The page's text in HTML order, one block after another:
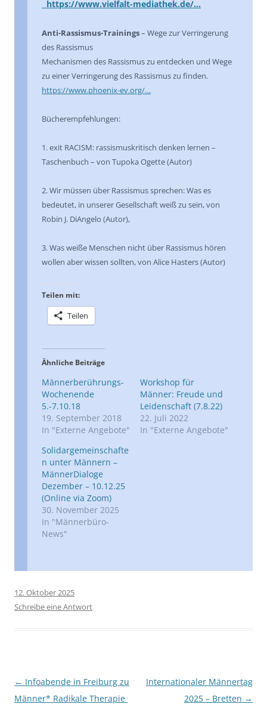
https://www.vielfalt-mediathek.de/…
Anti-Rassismus-Trainings– Wege zur Verringerung
des Rassismus
Mechanismen des Rassismus zu entdecken und Wege
zu einer Verringerung des Rassismus zu finden.
https://www.phoenix-ev.org/…
Bücherempfehlungen:
1. exit RACISM: rassismuskritisch denken lernen –
Taschenbuch – von Tupoka Ogette (Autor)
2. Wir müssen über Rassismus sprechen: Was es
bedeutet, in unserer Gesellschaft weiß zu sein, von
Robin J. DiAngelo (Autor),
3. Was weiße Menschen nicht über Rassismus hören
wollen aber wissen sollten, von Alice Hasters (Autor)
Teilen mit:
Teilen
Ähnliche Beiträge
Männerberührungs-
Wochenende
5.-7.10.18
19. September 2018
In "Externe Angebote"
Workshop für
Männer: Freude und
Leidenschaft (7.8.22)
22. Juli 2022
In "Externe Angebote"
Solidargemeinschafte
n unter Männern –
MännerDialoge
Dezember – 10.12.25
(Online via Zoom)
30. November 2025
In "Männerbüro-
News"
12. Oktober 2025
Schreibe eine Antwort
Beitragsnavigation
← Infoabende in Freiburg zu
Männer* Radikale Therapie
Internationaler Männertag
2025 – Bretten →